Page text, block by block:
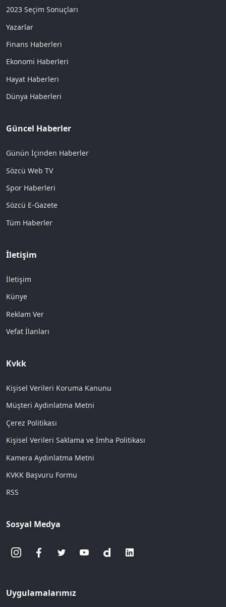
2023 Seçim Sonuçları
Yazarlar
Finans Haberleri
Ekonomi Haberleri
Hayat Haberleri
Dünya Haberleri
Güncel Haberler
Günün İçinden Haberler
Sözcü Web TV
Spor Haberleri
Sözcü E-Gazete
Tüm Haberler
İletişim
İletişim
Künye
Reklam Ver
Vefat İlanları
Kvkk
Kişisel Verileri Koruma Kanunu
Müşteri Aydınlatma Metni
Çerez Politikası
Kişisel Verileri Saklama ve İmha Politikası
Kamera Aydınlatma Metni
KVKK Başvuru Formu
RSS
Sosyal Medya
Uygulamalarımız